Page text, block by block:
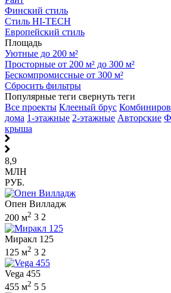
Финский стиль
Стиль HI-TECH
Европейский стиль
Площадь
Уютные до 200 м²
Просторные от 200 м² до 300 м²
Бескомпромиссные от 300 м²
Сбросить фильтры
Популярные теги свернуть теги
Все проекты Клееный брус
дома 1-этажные 2-этажные Авторские
крыша
8,9
МЛН
РУБ.
Опен Вилладж
200 м2 3 2
Миракл 125
125 м2 3 2
Vega 455
455 м2 5 5